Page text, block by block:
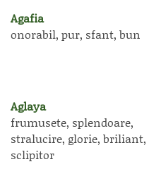
Agafia
onorabil, pur, sfant, bun
Aglaya
frumusete, splendoare,
stralucire, glorie, briliant,
sclipitor